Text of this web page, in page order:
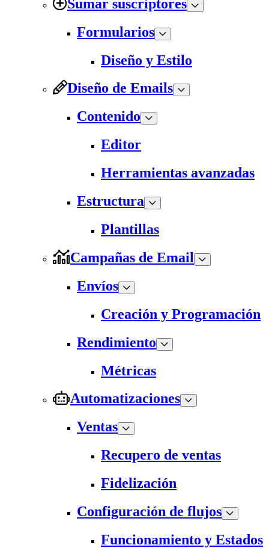
Sumar suscriptores
Formularios
Diseño y Estilo
Diseño de Emails
Contenido
Editor
Herramientas avanzadas
Estructura
Plantillas
Campañas de Email
Envíos
Creación y Programación
Rendimiento
Métricas
Automatizaciones
Ventas
Recupero de ventas
Fidelización
Configuración de flujos
Funcionamiento y Estados